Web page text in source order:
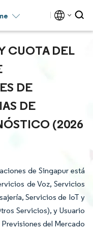
CUOTA DEL
DE
DE
(2026
de Singapur está
de Voz, Servicios
Servicios de IoT y
Servicios), y Usuario
del Mercado